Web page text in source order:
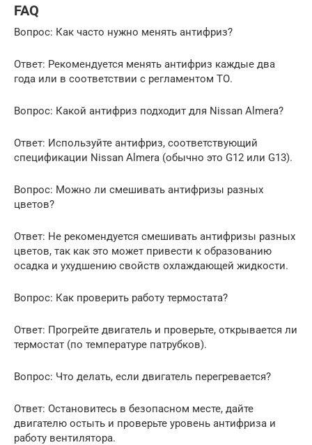
FAQ
Вопрос: Как часто нужно менять антифриз?
Ответ: Рекомендуется менять антифриз каждые два
года или в соответствии с регламентом ТО.
Вопрос: Какой антифриз подходит для Nissan Almera?
Ответ: Используйте антифриз, соответствующий
спецификации Nissan Almera (обычно это G12 или G13).
Вопрос: Можно ли смешивать антифризы разных
цветов?
Ответ: Не рекомендуется смешивать антифризы разных
цветов, так как это может привести к образованию
осадка и ухудшению свойств охлаждающей жидкости.
Вопрос: Как проверить работу термостата?
Ответ: Прогрейте двигатель и проверьте, открывается ли
термостат (по температуре патрубков).
Вопрос: Что делать, если двигатель перегревается?
Ответ: Остановитесь в безопасном месте, дайте
двигателю остыть и проверьте уровень антифриза и
работу вентилятора.